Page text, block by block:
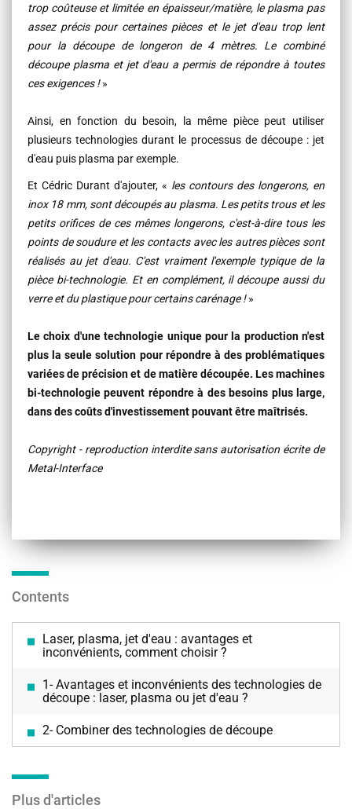
trop coûteuse et limitée en épaisseur/matière, le plasma pas
assez précis pour certaines pièces et le jet d'eau trop lent
pour la découpe de longeron de 4 mètres. Le combiné
découpe plasma et jet d'eau a permis de répondre à toutes
ces exigences !»
Ainsi, en fonction du besoin, la même pièce peut utiliser
plusieurs technologies durant le processus de découpe : jet
d'eau puis plasma par exemple.
Et Cédric Durant d'ajouter, « les contours des longerons, en
inox 18 mm, sont découpés au plasma. Les petits trous et les
petits orifices de ces mêmes longerons, c'est-à-dire tous les
points de soudure et les contacts avec les autres pièces sont
réalisés au jet d'eau. C'est vraiment l'exemple typique de la
pièce bi-technologie. Et en complément, il découpe aussi du
verre et du plastique pour certains carénage !»
Le choix d'une technologie unique pour la production n'est
plus la seule solution pour répondre à des problématiques
variées de précision et de matière découpée. Les machines
bi-technologie peuvent répondre à des besoins plus large,
dans des coûts d'investissement pouvant être maîtrisés.
Copyright - reproduction interdite sans autorisation écrite de
Metal-Interface
Contents
Laser, plasma, jet d'eau : avantages et
inconvénients, comment choisir ?
1- Avantages et inconvénients des technologies de
découpe : laser, plasma ou jet d'eau ?
2- Combiner des technologies de découpe
Plus d'articles